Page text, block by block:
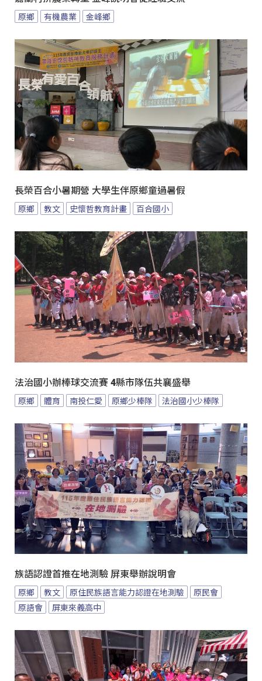
原鄉 有機農業 金峰鄉
長榮百合小暑期營 大學生伴原鄉童過暑假
原鄉 教文 史懷哲教育計畫 百合國小
法治國小辦棒球交流賽 4縣市隊伍共襄盛舉
原鄉 體育 南投仁愛 原鄉少棒隊 法治國小少棒隊
族語認證首推在地測驗 屏東舉辦說明會
原鄉 教文 原住民族語言能力認證在地測驗
原民會
原語會
屏東來義高中